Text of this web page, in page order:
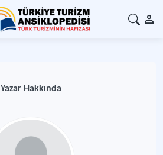
Yazar Hakkında